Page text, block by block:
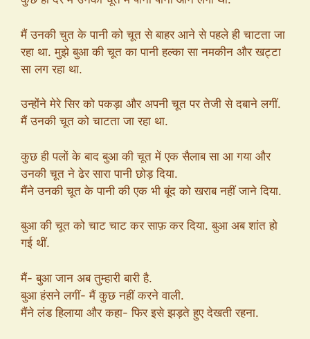
मैं उनकी चुत के पानी को चूत से बाहर आने से पहले ही चाटता जा
रहा था. मुझे बुआ की चूत का पानी हल्का सा नमकीन और खट्टा
सा लग रहा था.
उन्होंने मेरे सिर को पकड़ा और अपनी चूत पर तेजी से दबाने लगीं.
मैं उनकी चूत को चाटता जा रहा था.
कुछ ही पलों के बाद बुआ की चूत में एक सैलाब सा आ गया और
उनकी चूत ने ढेर सारा पानी छोड़ दिया.
मैंने उनकी चूत के पानी की एक भी बूंद को खराब नहीं जाने दिया.
बुआ की चूत को चाट चाट कर साफ़ कर दिया. बुआ अब शांत हो
गई थीं.
मैं- बुआ जान अब तुम्हारी बारी है.
बुआ हंसने लगीं- मैं कुछ नहीं करने वाली.
मैंने लंड हिलाया और कहा- फिर इसे झड़ते हुए देखती रहना.